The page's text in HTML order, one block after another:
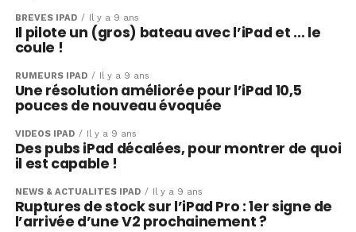
BRÈVES IPAD Il y a 9 ans
Il pilote un (gros) bateau avec l’iPad et … le
coule !
RUMEURS IPAD Il y a 9 ans
Une résolution améliorée pour l’iPad 10,5
pouces de nouveau évoquée
VIDÉOS IPAD Il y a 9 ans
Des pubs iPad décalées, pour montrer de quoi
il est capable !
NEWS & ACTUALITÉS IPAD Il y a 9 ans
Ruptures de stock sur l’iPad Pro : 1er signe de
l’arrivée d’une V2 prochainement ?